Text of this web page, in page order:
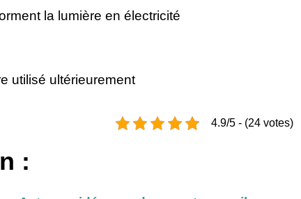
la lumière en électricité
utilisé ultérieurement
4.9/5 - (24 votes)
: